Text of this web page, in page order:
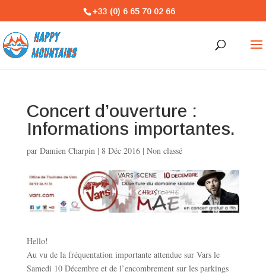
+33 (0) 6 65 70 02 66
Concert d’ouverture :
Informations importantes.
par Damien Charpin| 8 Déc 2016| Non classé
Hello!
Au vu de la fréquentation importante attendue sur Vars le
Samedi 10 Décembre et de l’encombrement sur les parkings